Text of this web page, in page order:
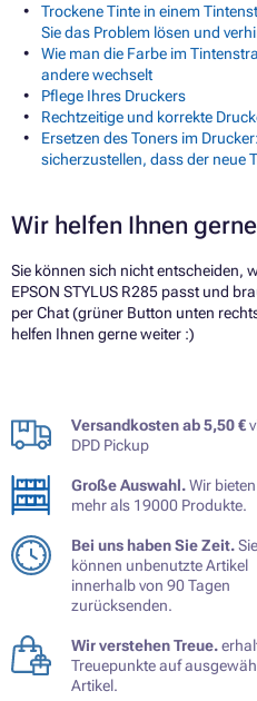
Trockene Tinte in einem
Sie das Problem lösen und
Wie man die Farbe im
andere wechselt
Pflege Ihres Druckers
Rechtzeitige und korrekte
Ersetzen des Toners im
sicherzustellen, dass der neue
Wir helfen Ihnen
Sie können sich nicht entscheiden,
EPSON STYLUS R285 passt und
per Chat (grüner Button unten
helfen Ihnen gerne weiter :)
Versandkosten ab 5,50 €
DPD Pickup
Große Auswahl.Wir bieten
mehr als 19000 Produkte.
Bei uns haben Sie Zeit.Sie
können unbenutzte Artikel
innerhalb von 90 Tagen
zurücksenden.
Wir verstehen Treue.
Treuepunkte auf
Artikel.